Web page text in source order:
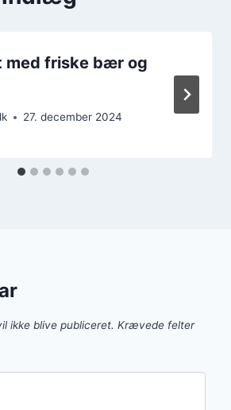
med friske bær og
27. december 2024
ikke blive publiceret. Krævede felter